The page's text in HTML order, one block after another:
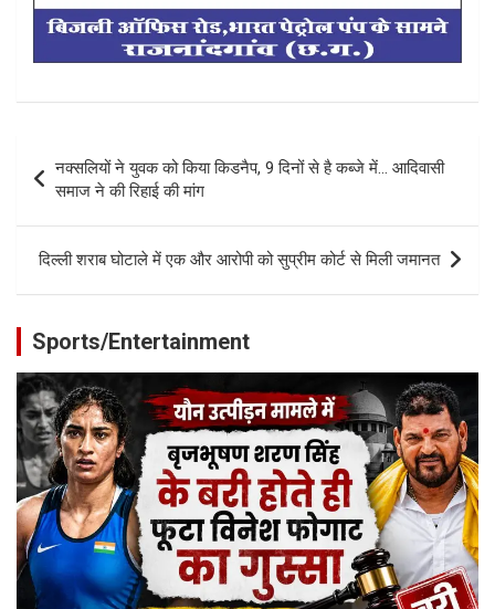
navigation
नक्सलियों ने युवक को किया किडनैप, 9 दिनों से है कब्जे में… आदिवासी
समाज ने की रिहाई की मांग
दिल्ली शराब घोटाले में एक और आरोपी को सुप्रीम कोर्ट से मिली जमानत
Sports/Entertainment